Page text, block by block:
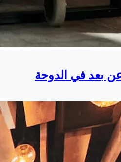
بعد في الدوحة